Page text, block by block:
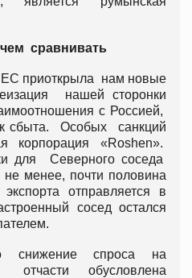
сравнивать
приоткрыла нам новые
нашей сторонки
с Россией,
сбыта. Особых санкций
корпорация «Roshen».
для Северного соседа
менее, почти половина
отправляется в
сосед остался
снижение спроса на
обусловлена